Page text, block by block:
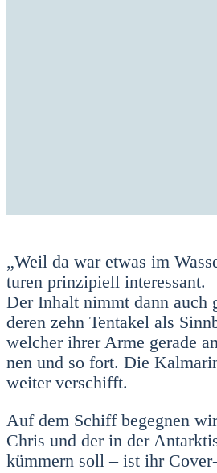
„Weil da war etwas im
tu­ren prin­zi­pi­ell inter­es­sant.
Der Inhalt nimmt dann auch
deren zehn Ten­ta­kel als
wel­cher ihrer Arme gera­de
nen und so fort. Die
wei­ter ver­schifft.
Auf dem Schiff begeg­nen
Chris und der in der
küm­mern soll – ist ihr